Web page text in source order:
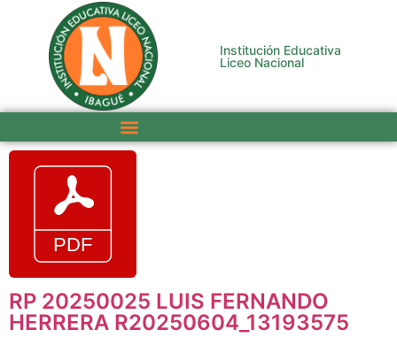
Institución Educativa
Liceo Nacional
RP 20250025 LUIS FERNANDO
HERRERA R20250604_13193575